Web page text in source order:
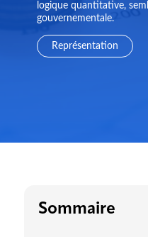
logique quantitative,
gouvernementale.
Représentation
Sommaire